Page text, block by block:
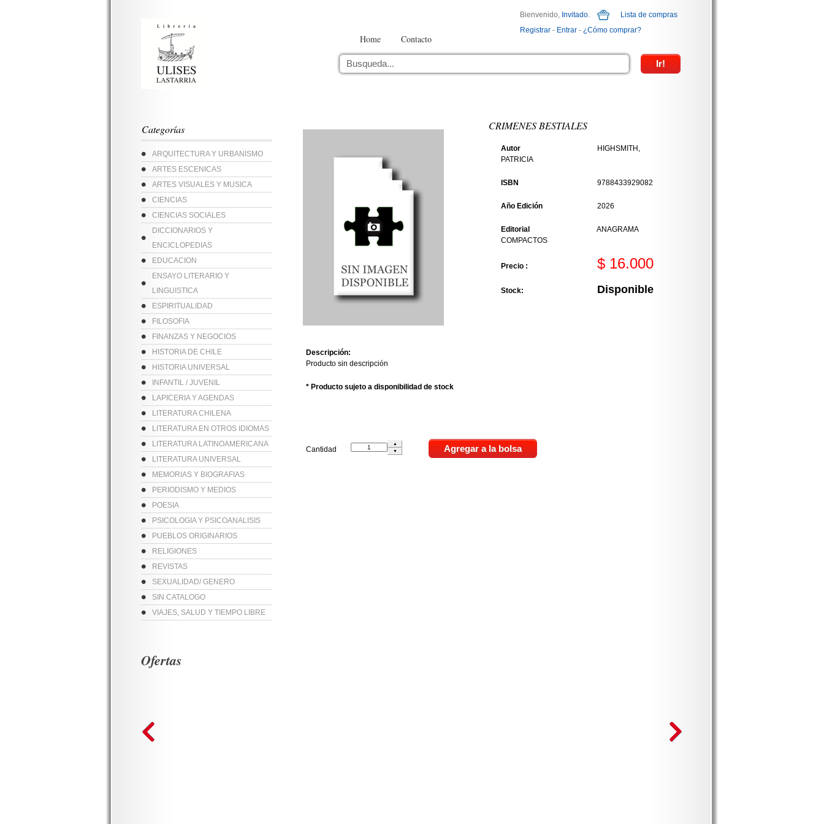
Home Contacto
Bienvenido, Invitado.
Lista de compras
Registrar - Entrar - ¿Cómo comprar?
Categorías
ARQUITECTURA Y URBANISMO
ARTES ESCENICAS
ARTES VISUALES Y MUSICA
CIENCIAS
CIENCIAS SOCIALES
DICCIONARIOS Y
ENCICLOPEDIAS
EDUCACION
ENSAYO LITERARIO Y
LINGUISTICA
ESPIRITUALIDAD
FILOSOFIA
FINANZAS Y NEGOCIOS
HISTORIA DE CHILE
HISTORIA UNIVERSAL
INFANTIL / JUVENIL
LAPICERIA Y AGENDAS
LITERATURA CHILENA
LITERATURA EN OTROS IDIOMAS
LITERATURA LATINOAMERICANA
LITERATURA UNIVERSAL
MEMORIAS Y BIOGRAFIAS
PERIODISMO Y MEDIOS
POESIA
PSICOLOGIA Y PSICOANALISIS
PUEBLOS ORIGINARIOS
RELIGIONES
REVISTAS
SEXUALIDAD/ GENERO
SIN CATALOGO
VIAJES, SALUD Y TIEMPO LIBRE
CRIMENES BESTIALES
Autor
HIGHSMITH,
PATRICIA
ISBN 9788433929082
Año Edición 2026
Editorial
ANAGRAMA
COMPACTOS
Precio : $ 16.000
Stock: Disponible
Descripción:
Producto sin descripción
* Producto sujeto a disponibilidad de stock
Cantidad
Ofertas